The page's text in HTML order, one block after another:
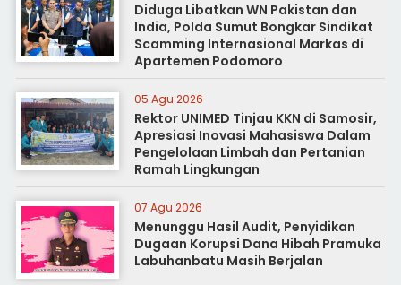
Diduga Libatkan WN Pakistan dan
India, Polda Sumut Bongkar Sindikat
Scamming Internasional Markas di
Apartemen Podomoro
05 Agu 2026
Rektor UNIMED Tinjau KKN di Samosir,
Apresiasi Inovasi Mahasiswa Dalam
Pengelolaan Limbah dan Pertanian
Ramah Lingkungan
07 Agu 2026
Menunggu Hasil Audit, Penyidikan
Dugaan Korupsi Dana Hibah Pramuka
Labuhanbatu Masih Berjalan